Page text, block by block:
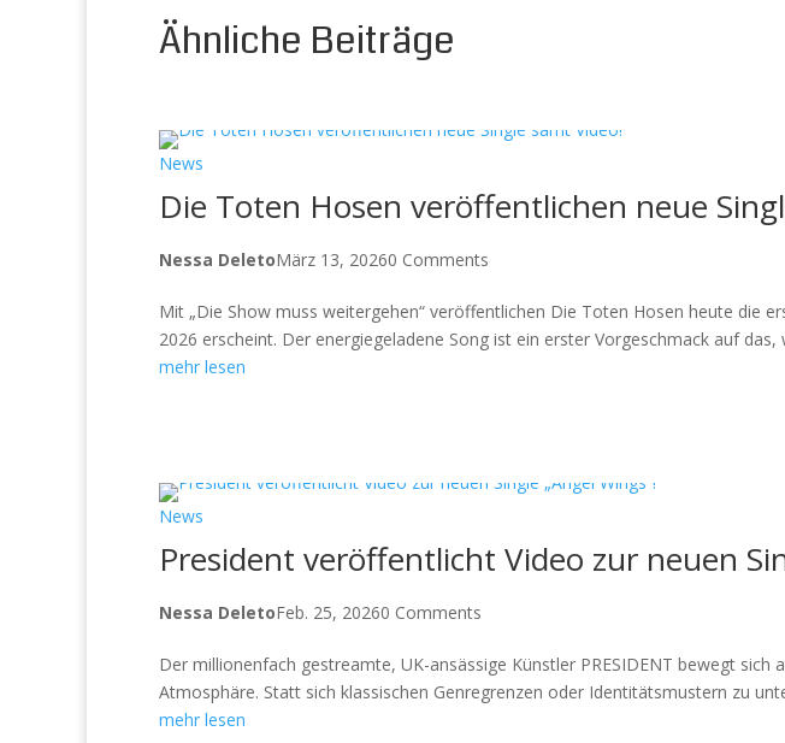
Ähnliche Beiträge
News
Die Toten Hosen veröffentlichen neue
Nessa DeletoMärz 13, 20260 Comments
Mit „Die Show muss weitergehen“ veröffentlichen Die Toten Hosen heute die
2026 erscheint. Der energiegeladene Song ist ein erster Vorgeschmack auf
mehr lesen
News
President veröffentlicht Video zur neuen
Nessa DeletoFeb. 25, 20260 Comments
Der millionenfach gestreamte, UK-ansässige Künstler PRESIDENT bewegt
Atmosphäre. Statt sich klassischen Genregrenzen oder Identitätsmustern zu
mehr lesen